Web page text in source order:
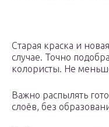
Старая краска и
случае. Точно
колористы. Не
Важно распылять
слоёв, без